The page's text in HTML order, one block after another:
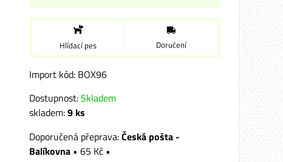
Hlídací pes Doručení
Import kód: BOX96
Dostupnost:Skladem
skladem:9 ks
Česká pošta -
Balíkovna • 65 Kč •